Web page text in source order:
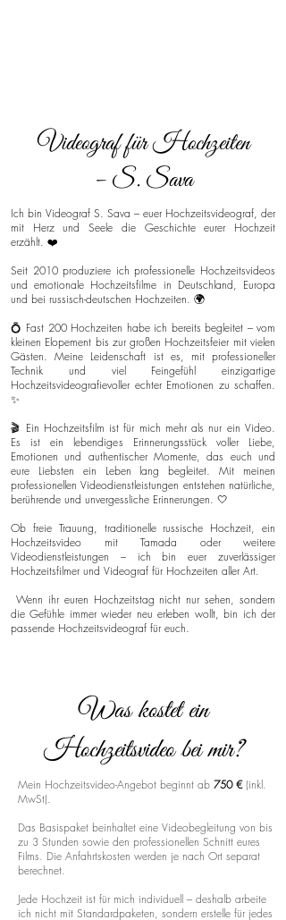
Videograf für Hochzeiten
– S. Sava
Ich bin Videograf S. Sava – euer Hochzeitsvideograf, der
mit Herz und Seele die Geschichte eurer Hochzeit
erzählt. ❤️
Seit 2010 produziere ich professionelle Hochzeitsvideos
und emotionale Hochzeitsfilme in Deutschland, Europa
und bei russisch-deutschen Hochzeiten. 🌍
💍 Fast 200 Hochzeiten habe ich bereits begleitet – vom
kleinen Elopement bis zur großen Hochzeitsfeier mit vielen
Gästen. Meine Leidenschaft ist es, mit professioneller
Technik und viel Feingefühl einzigartige
Hochzeitsvideografievoller echter Emotionen zu schaffen.
✨
🎬 Ein Hochzeitsfilm ist für mich mehr als nur ein Video.
Es ist ein lebendiges Erinnerungsstück voller Liebe,
Emotionen und authentischer Momente, das euch und
eure Liebsten ein Leben lang begleitet. Mit meinen
professionellen Videodienstleistungen entstehen natürliche,
berührende und unvergessliche Erinnerungen. 🤍
Ob freie Trauung, traditionelle russische Hochzeit, ein
Hochzeitsvideo mit Tamada oder weitere
Videodienstleistungen – ich bin euer zuverlässiger
Hochzeitsfilmer und Videograf für Hochzeiten aller Art.
Wenn ihr euren Hochzeitstag nicht nur sehen, sondern
die Gefühle immer wieder neu erleben wollt, bin ich der
passende Hochzeitsvideograf für euch.
Was kostet ein
Hochzeitsvideo bei mir?
Mein Hochzeitsvideo-Angebot beginnt ab 750 € (inkl.
MwSt).
Das Basispaket beinhaltet eine Videobegleitung von bis
zu 3 Stunden sowie den professionellen Schnitt eures
Films. Die Anfahrtskosten werden je nach Ort separat
berechnet.
Jede Hochzeit ist für mich individuell – deshalb arbeite
ich nicht mit Standardpaketen, sondern erstelle für jedes